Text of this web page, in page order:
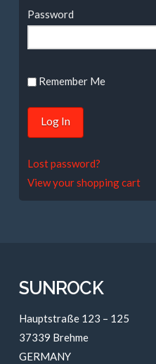
Password
Remember Me
Lost password?
View your shopping cart
SUNROCK
Hauptstraße 123 – 125
37339 Brehme
GERMANY